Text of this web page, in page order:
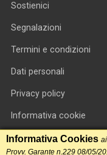
Sostienici
Segnalazioni
Termini e condizioni
Dati personali
Privacy policy
Informativa cookie
RSS feed
Informativa Cookies
Provv. Garante n.229 08/05/